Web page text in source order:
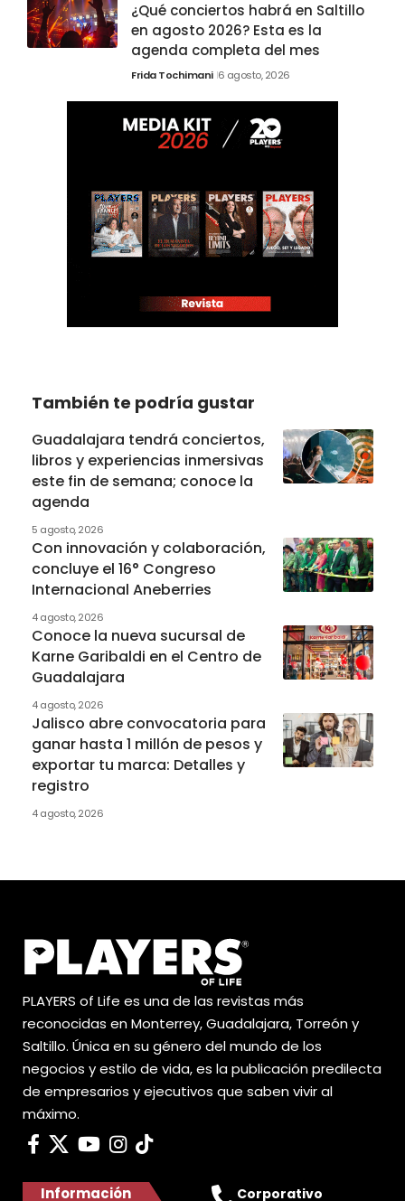
¿Qué conciertos habrá en Saltillo
en agosto 2026? Esta es la
agenda completa del mes
Frida Tochimani 6 agosto, 2026
También te podría gustar
Guadalajara tendrá conciertos,
libros y experiencias inmersivas
este fin de semana; conoce la
agenda
5 agosto, 2026
Con innovación y colaboración,
concluye el 16° Congreso
Internacional Aneberries
4 agosto, 2026
Conoce la nueva sucursal de
Karne Garibaldi en el Centro de
Guadalajara
4 agosto, 2026
Jalisco abre convocatoria para
ganar hasta 1 millón de pesos y
exportar tu marca: Detalles y
registro
4 agosto, 2026
PLAYERS of Life es una de las revistas más
reconocidas en Monterrey, Guadalajara, Torreón y
Saltillo. Única en su género del mundo de los
negocios y estilo de vida, es la publicación predilecta
de empresarios y ejecutivos que saben vivir al
máximo.
Información Corporativo